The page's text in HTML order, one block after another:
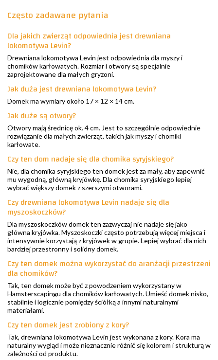
Często zadawane pytania
Dla jakich zwierząt odpowiednia jest drewniana
lokomotywa Levin?
Drewniana lokomotywa Levin jest odpowiednia dla myszy i
chomików karłowatych. Rozmiar i otwory są specjalnie
zaprojektowane dla małych gryzoni.
Jak duża jest drewniana lokomotywa Levin?
Domek ma wymiary około 17 × 12 × 14 cm.
Jak duże są otwory?
Otwory mają średnicę ok. 4 cm. Jest to szczególnie odpowiednie
rozwiązanie dla małych zwierząt, takich jak myszy i chomiki
karłowate.
Czy ten dom nadaje się dla chomika syryjskiego?
Nie, dla chomika syryjskiego ten domek jest za mały, aby zapewnić
mu wygodną, główną kryjówkę. Dla chomika syryjskiego lepiej
wybrać większy domek z szerszymi otworami.
Czy drewniana lokomotywa Levin nadaje się dla
myszoskoczków?
Dla myszoskoczków domek ten zazwyczaj nie nadaje się jako
główna kryjówka. Myszoskoczki często potrzebują więcej miejsca i
intensywnie korzystają z kryjówek w grupie. Lepiej wybrać dla nich
bardziej przestronny i solidny domek.
Czy ten domek można wykorzystać do aranżacji przestrzeni
dla chomików?
Tak, ten domek może być z powodzeniem wykorzystany w
Hamsterscapingu dla chomików karłowatych. Umieść domek nisko,
stabilnie i logicznie pomiędzy ściółką a innymi naturalnymi
materiałami.
Czy ten domek jest zrobiony z kory?
Tak, drewniana lokomotywa Levin jest wykonana z kory. Kora ma
naturalny wygląd i może nieznacznie różnić się kolorem i strukturą w
zależności od produktu.